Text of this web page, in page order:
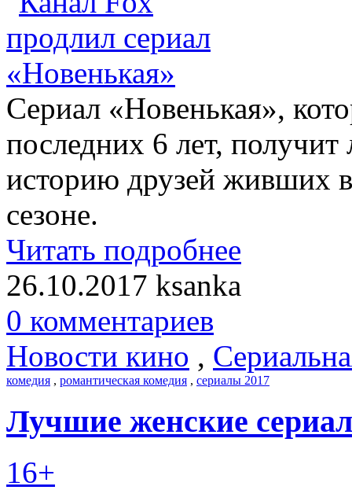
Сериал «Новенькая»,
последних 6 лет, получит
историю друзей живших
сезоне.
Читать подробнее
26.10.2017 ksanka
0 комментариев
Новости кино ,
комедия , романтическая комедия , сериалы 2017
Лучшие женские
16+